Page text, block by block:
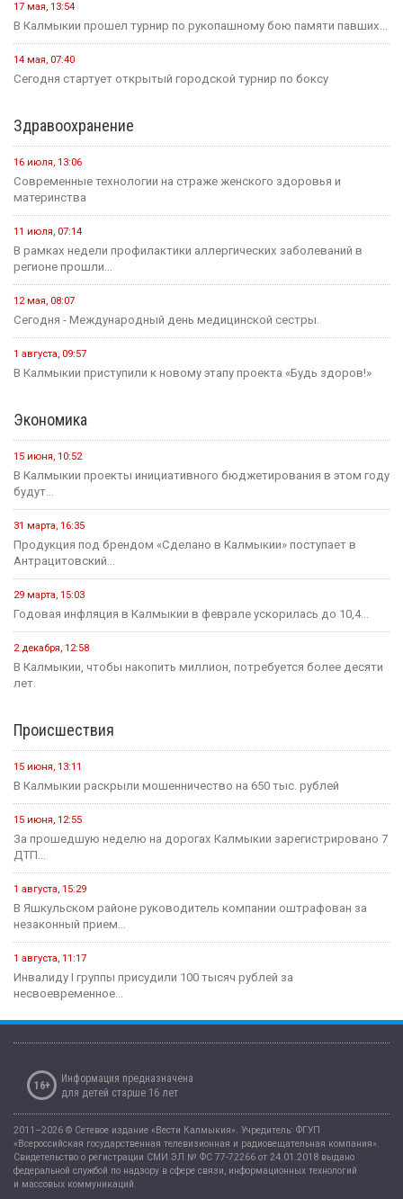
17 мая, 13:54
В Калмыкии прошел турнир по рукопашному бою памяти павших...
14 мая, 07:40
Сегодня стартует открытый городской турнир по боксу
Здравоохранение
16 июля, 13:06
Современные технологии на страже женского здоровья и
материнства
11 июля, 07:14
В рамках недели профилактики аллергических заболеваний в
регионе прошли...
12 мая, 08:07
Сегодня - Международный день медицинской сестры.
1 августа, 09:57
В Калмыкии приступили к новому этапу проекта «Будь здоров!»
Экономика
15 июня, 10:52
В Калмыкии проекты инициативного бюджетирования в этом году
будут...
31 марта, 16:35
Продукция под брендом «Сделано в Калмыкии» поступает в
Антрацитовский...
29 марта, 15:03
Годовая инфляция в Калмыкии в феврале ускорилась до 10,4...
2 декабря, 12:58
В Калмыкии, чтобы накопить миллион, потребуется более десяти
лет.
Происшествия
15 июня, 13:11
В Калмыкии раскрыли мошенничество на 650 тыс. рублей
15 июня, 12:55
За прошедшую неделю на дорогах Калмыкии зарегистрировано 7
ДТП...
1 августа, 15:29
В Яшкульском районе руководитель компании оштрафован за
незаконный прием...
1 августа, 11:17
Инвалиду I группы присудили 100 тысяч рублей за
несвоевременное...
16+
Информация предназначена
для детей старше 16 лет
2011–2026 © Сетевое издание «Вести Калмыкия». Учредитель: ФГУП
«Всероссийская государственная телевизионная и радиовещательная компания».
Свидетельство о регистрации СМИ ЭЛ № ФС 77-72266 от 24.01.2018 выдано
федеральной службой по надзору в сфере связи, информационных технологий
и массовых коммуникаций.